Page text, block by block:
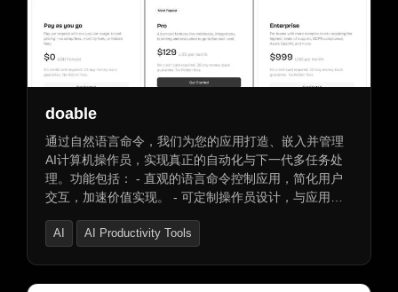
doable
通过自然语言命令，我们为您的应用打造、嵌入并管理
AI计算机操作员，实现真正的自动化与下一代多任务处
理。功能包括： - 直观的语言命令控制应用，简化用户
交互，加速价值实现。 - 可定制操作员设计，与应用程
程为简单命令，提升自动化水平。 - 智能链接功能，根
AI
AI Productivity Tools